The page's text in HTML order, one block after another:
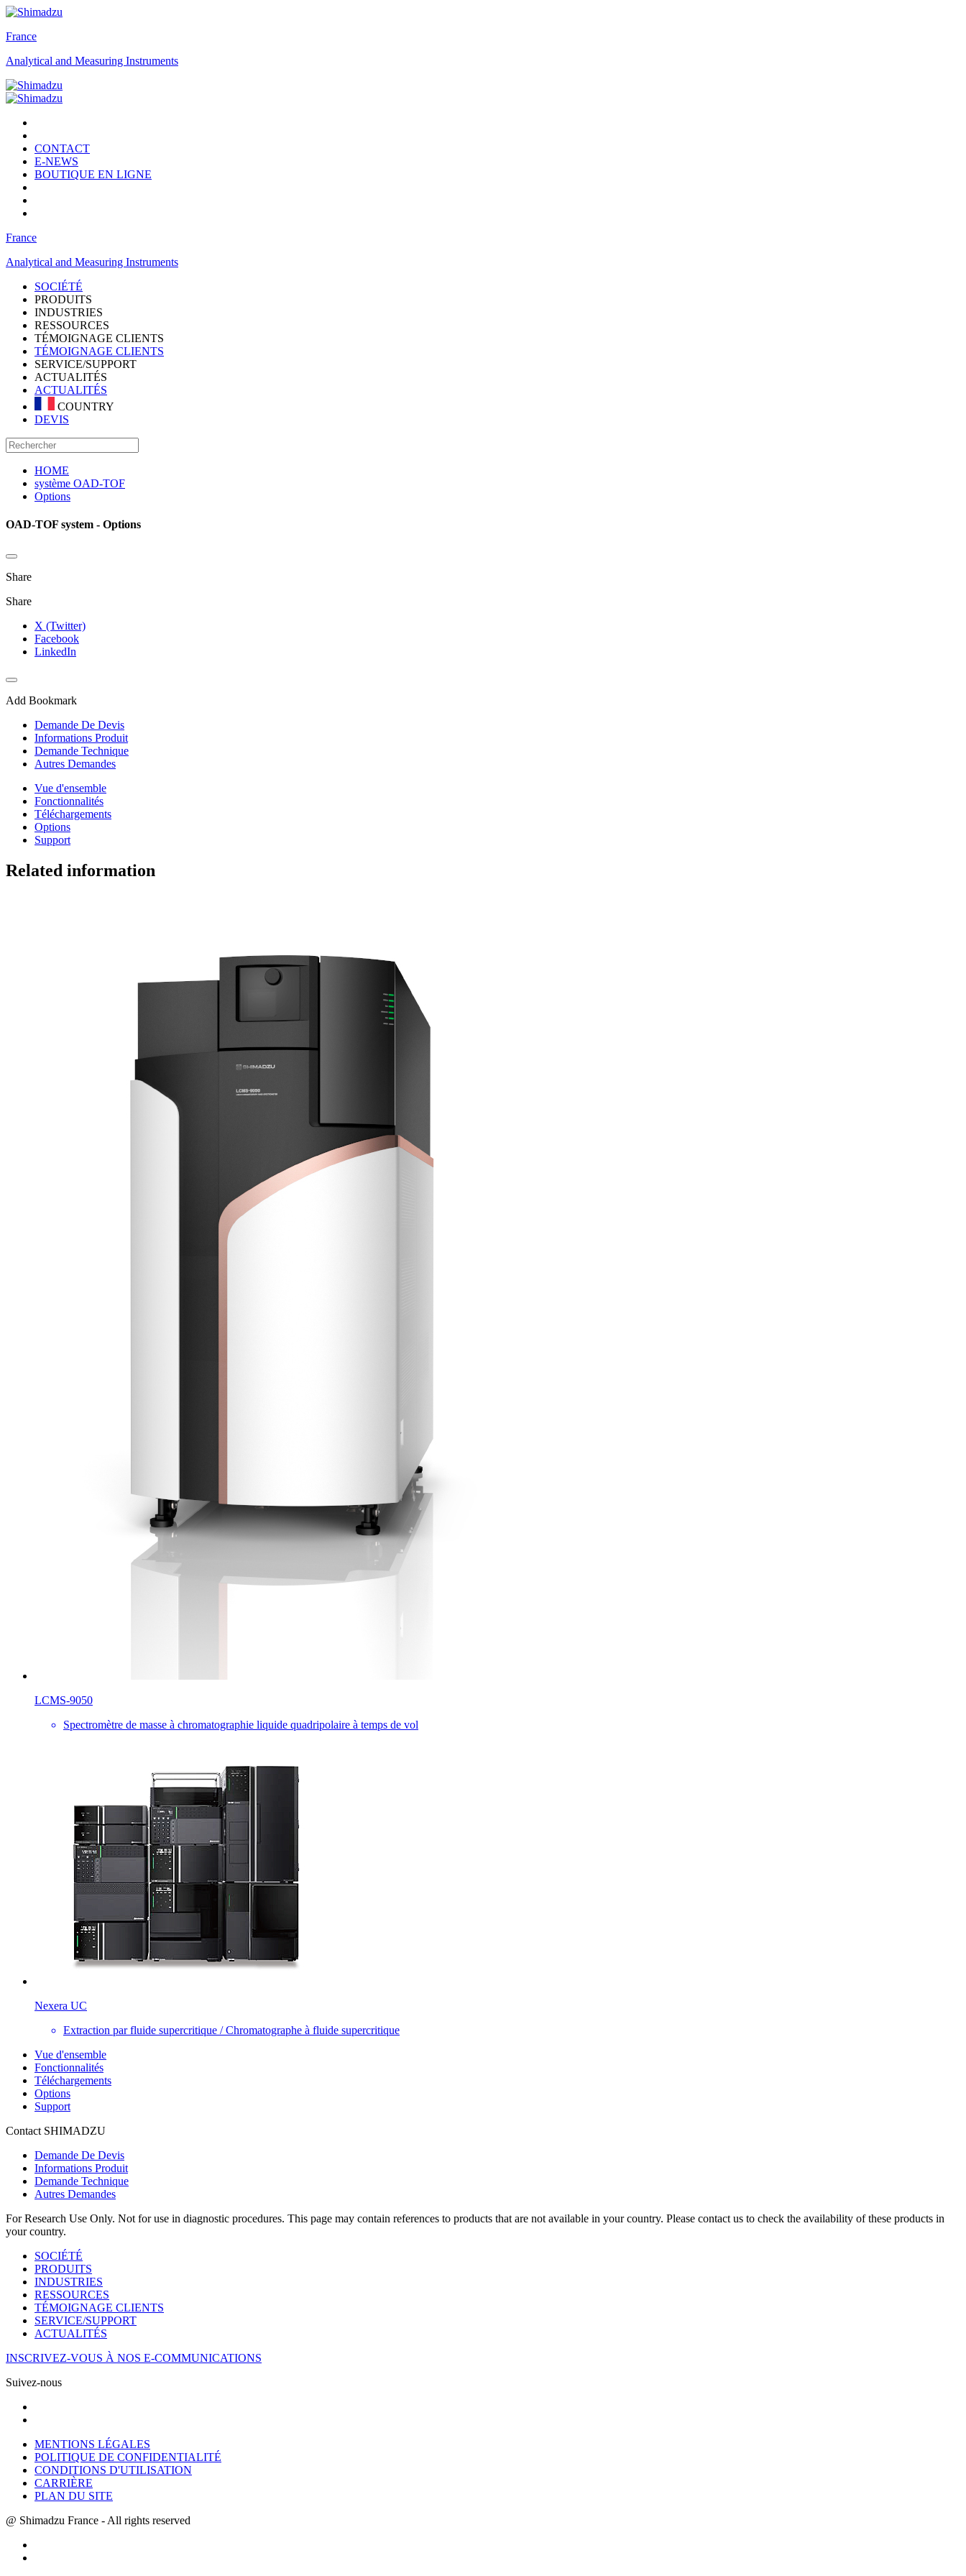
France
Analytical and Measuring Instruments
CONTACT
E-NEWS
BOUTIQUE EN LIGNE
France
Analytical and Measuring Instruments
SOCIÉTÉ
PRODUITS
INDUSTRIES
RESSOURCES
TÉMOIGNAGE CLIENTS
TÉMOIGNAGE CLIENTS
SERVICE/SUPPORT
ACTUALITÉS
ACTUALITÉS
COUNTRY
DEVIS
HOME
système OAD-TOF
Options
OAD-TOF system - Options
Share
Share
X (Twitter)
Facebook
LinkedIn
Add Bookmark
Demande De Devis
Informations Produit
Demande Technique
Autres Demandes
Vue d'ensemble
Fonctionnalités
Téléchargements
Options
Support
Related information
LCMS-9050
Spectromètre de masse à chromatographie liquide quadripolaire à temps de vol
Nexera UC
Extraction par fluide supercritique / Chromatographe à fluide supercritique
Vue d'ensemble
Fonctionnalités
Téléchargements
Options
Support
Contact SHIMADZU
Demande De Devis
Informations Produit
Demande Technique
Autres Demandes
For Research Use Only. Not for use in diagnostic procedures. This page may contain references to products that are not available in your country. Please contact us to check the availability of these products in
your country.
SOCIÉTÉ
PRODUITS
INDUSTRIES
RESSOURCES
TÉMOIGNAGE CLIENTS
SERVICE/SUPPORT
ACTUALITÉS
INSCRIVEZ-VOUS À NOS E-COMMUNICATIONS
Suivez-nous
MENTIONS LÉGALES
POLITIQUE DE CONFIDENTIALITÉ
CONDITIONS D'UTILISATION
CARRIÈRE
PLAN DU SITE
@ Shimadzu France - All rights reserved